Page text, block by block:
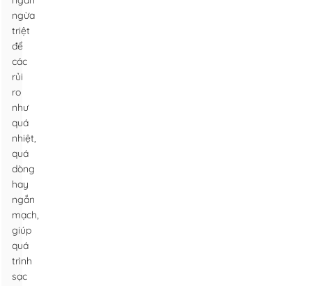
ngừa
triệt
để
các
rủi
ro
như
quá
nhiệt,
quá
dòng
hay
ngắn
mạch,
giúp
quá
trình
sạc